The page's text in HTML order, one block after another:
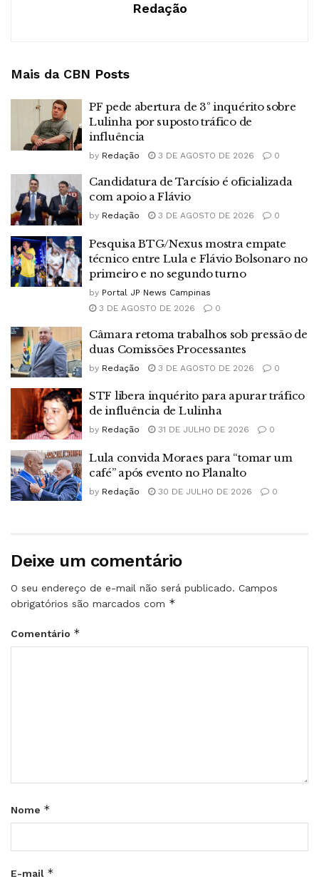
Redação
Mais da CBN Posts
PF pede abertura de 3º inquérito sobre
Lulinha por suposto tráfico de
influência
by Redação 3 DE AGOSTO DE 2026 0
Candidatura de Tarcísio é oficializada
com apoio a Flávio
by Redação 3 DE AGOSTO DE 2026 0
Pesquisa BTG/Nexus mostra empate
técnico entre Lula e Flávio Bolsonaro no
primeiro e no segundo turno
by Portal JP News Campinas
3 DE AGOSTO DE 2026
0
Câmara retoma trabalhos sob pressão de
duas Comissões Processantes
by Redação 3 DE AGOSTO DE 2026 0
STF libera inquérito para apurar tráfico
de influência de Lulinha
by Redação 31 DE JULHO DE 2026 0
Lula convida Moraes para “tomar um
café” após evento no Planalto
by Redação 30 DE JULHO DE 2026 0
Deixe um comentário
O seu endereço de e-mail não será publicado. Campos
obrigatórios são marcados com *
Comentário *
Nome *
E-mail *